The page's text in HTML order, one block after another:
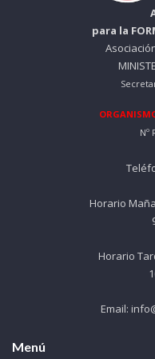
para la
Nº
Horario
Horario
Email:
Menú